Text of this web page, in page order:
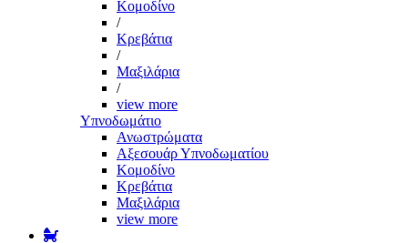
Κομοδίνο
/
Κρεβάτια
/
Μαξιλάρια
/
view more
Υπνοδωμάτιο
Ανωστρώματα
Αξεσουάρ Υπνοδωματίου
Κομοδίνο
Κρεβάτια
Μαξιλάρια
view more